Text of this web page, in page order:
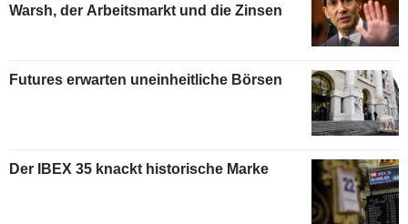
Warsh, der Arbeitsmarkt und die Zinsen
Futures erwarten uneinheitliche Börsen
Der IBEX 35 knackt historische Marke